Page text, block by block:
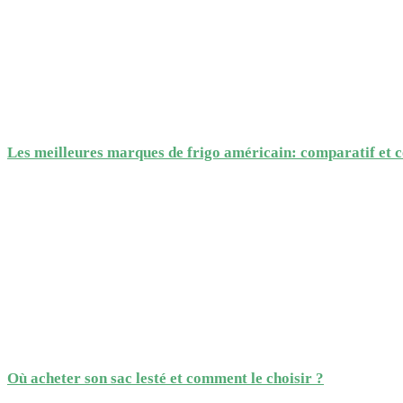
Les meilleures marques de frigo américain: comparatif et
Où acheter son sac lesté et comment le choisir ?